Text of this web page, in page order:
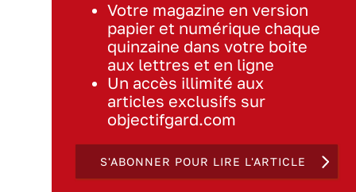
Votre magazine en version
papier et numérique chaque
quinzaine dans votre boite
aux lettres et en ligne
Un accès illimité aux
articles exclusifs sur
objectifgard.com
S'ABONNER POUR LIRE L'ARTICLE